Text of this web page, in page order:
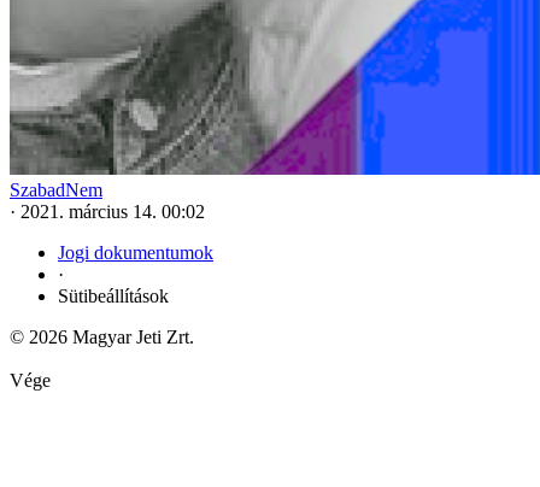
SzabadNem
· 2021. március 14. 00:02
Jogi dokumentumok
·
Sütibeállítások
© 2026 Magyar Jeti Zrt.
Vége